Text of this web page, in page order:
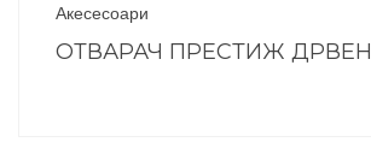
Акесесоари
ОТВАРАЧ ПРЕСТИЖ ДРВЕН